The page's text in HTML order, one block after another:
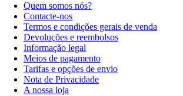
Quem somos nós?
Contacte-nos
Termos e condições gerais de venda
Devoluções e reembolsos
Informação legal
Meios de pagamento
Tarifas e opções de envio
Nota de Privacidade
A nossa loja